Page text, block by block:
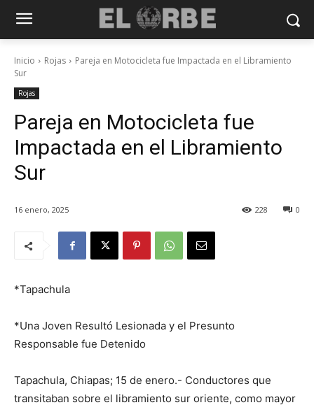
Inicio Rojas
Pareja en Motocicleta fue Impactada en el Libramiento
Sur
Rojas
Pareja en Motocicleta fue
Impactada en el Libramiento
Sur
16 enero, 2025 0
228
*Tapachula
*Una Joven Resultó Lesionada y el Presunto
Responsable fue Detenido
Tapachula, Chiapas; 15 de enero.- Conductores que
transitaban sobre el libramiento sur oriente, como mayor